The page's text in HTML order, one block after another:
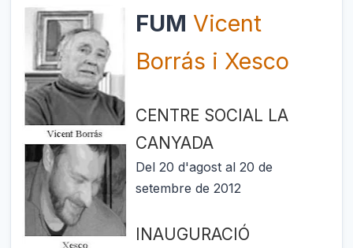
FUM Vicent
Borrás i Xesco
CENTRE SOCIAL LA
CANYADA
Del 20 d'agost al 20 de
setembre de 2012
INAUGURACIÓ